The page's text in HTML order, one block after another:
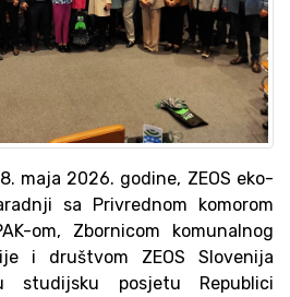
maja 2026. godine, ZEOS eko-
sa Privrednom komorom
om, Zbornicom komunalnog
i društvom ZEOS Slovenija
studijsku posjetu Republici